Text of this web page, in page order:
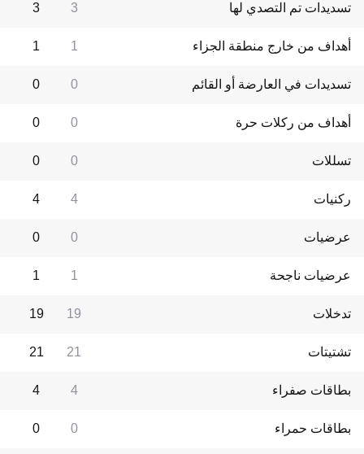
تسديدات تم التصدي لها 3
3
أهداف من خارج منطقة الجزاء 1
1
تسديدات في العارضة أو القائم 0
0
أهداف من ركلات حرة 0
0
تسللات 0
0
ركنيات 4
4
عرضيات 0
0
عرضيات ناجحة 1
1
تدخلات 19
19
تشتيتات 21
21
بطاقات صفراء 4
4
بطاقات حمراء 0
0